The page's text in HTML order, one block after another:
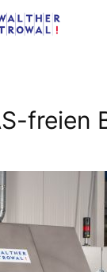
freien